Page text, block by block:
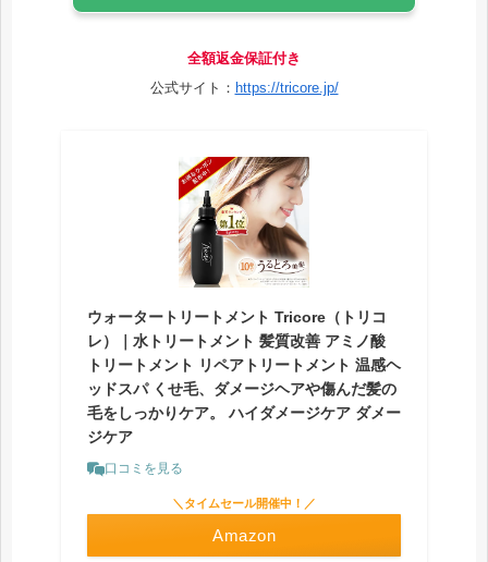
全額返金保証付き
公式サイト： https://tricore.jp/
ウォータートリートメント Tricore（トリコ
レ）｜水トリートメント 髪質改善 アミノ酸
トリートメント リペアトリートメント 温感ヘ
ッドスパ くせ毛、ダメージヘアや傷んだ髪の
毛をしっかりケア。 ハイダメージケア ダメー
ジケア
口コミを見る
＼タイムセール開催中！／
Amazon